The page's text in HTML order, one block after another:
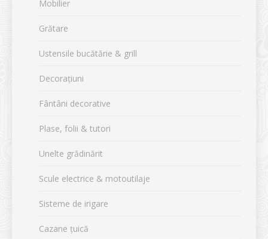
Mobilier
Grătare
Ustensile bucătărie & grill
Decorațiuni
Fântâni decorative
Plase, folii & tutori
Unelte grădinărit
Scule electrice & motoutilaje
Sisteme de irigare
Cazane țuică